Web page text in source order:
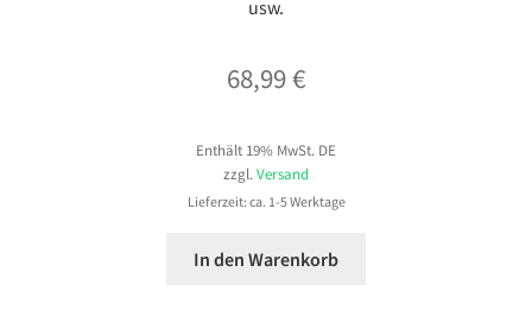
usw.
68,99€
Enthält 19% MwSt. DE
zzgl. Versand
Lieferzeit: ca. 1-5 Werktage
In den Warenkorb